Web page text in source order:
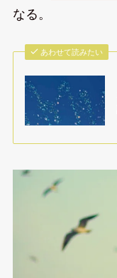
なる。
あわせて読みたい